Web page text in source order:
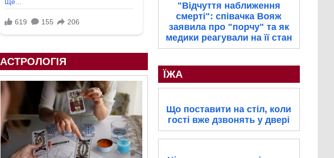
АСТРОЛОГІЯ
"Відчуття наближення
смерті": співачка Вояж
заявила про "порчу" та як
медики реагували на її стан
ЇЖА
Що поставити на стіл, коли
гості вже дзвонять у двері